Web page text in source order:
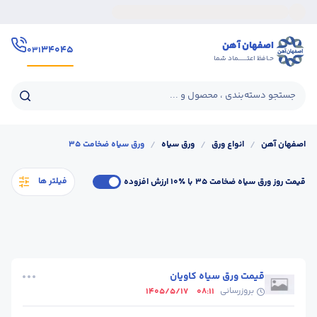
اصفهان آهن
حـافظ اعتــــــماد شما
۳۴۰۴۵۰۳۱
جستجو دسته‌بندی ، محصول و ...
اصفهان آهن / انواع ورق / ورق سیاه / ورق سیاه ضخامت 35
فیلتر ها قیمت روز ورق سیاه ضخامت 35 با ٪۱۰ ارزش افزوده
قیمت ورق سیاه کاویان
بروزرسانی 08:11
1405/5/17